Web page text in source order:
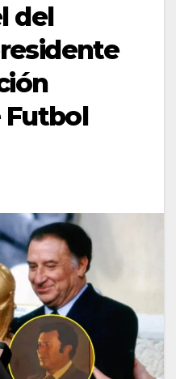
del
Futbol